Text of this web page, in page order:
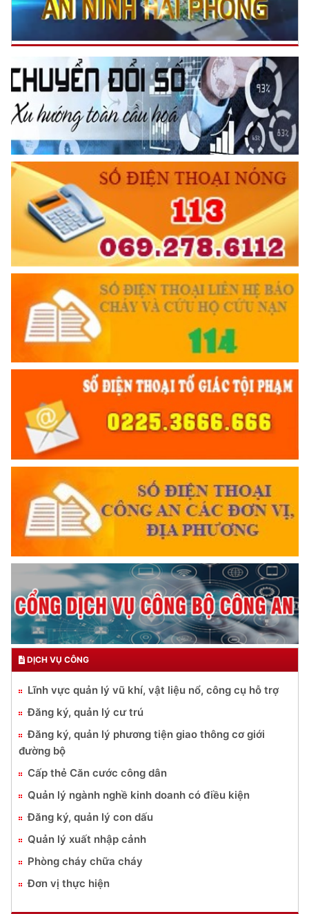
DỊCH VỤ CÔNG
Lĩnh vực quản lý vũ khí, vật liệu nổ, công cụ hỗ trợ
Đăng ký, quản lý cư trú
Đăng ký, quản lý phương tiện giao thông cơ giới
đường bộ
Cấp thẻ Căn cước công dân
Quản lý ngành nghề kinh doanh có điều kiện
Đăng ký, quản lý con dấu
Quản lý xuất nhập cảnh
Phòng cháy chữa cháy
Đơn vị thực hiện